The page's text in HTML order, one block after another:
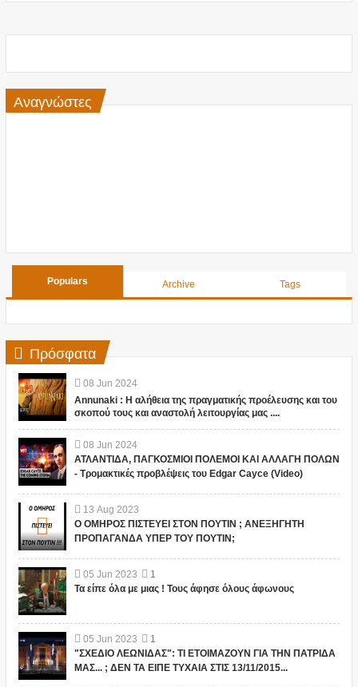
Αναγνώστες
Populars Archive Tags
Πρόσφατα
08 Jun 2024
Annunaki : Η αλήθεια της πραγματικής προέλευσης και του
σκοπού τους και αναστολή λειτουργίας μας ....
08 Jun 2024
ΑΤΛΑΝΤΙΔΑ, ΠΑΓΚΟΣΜΙΟΙ ΠΟΛΕΜΟΙ ΚΑΙ ΑΛΛΑΓΗ ΠΟΛΩΝ
- Τρομακτικές προβλέψεις του Edgar Cayce (Video)
13 Aug 2023
Ο ΟΜΗΡΟΣ ΠΙΣΤΕΥΕΙ ΣΤΟΝ ΠΟΥΤΙΝ ; ΑΝΕΞΗΓΗΤΗ
ΠΡΟΠΑΓΑΝΔΑ ΥΠΕΡ ΤΟΥ ΠΟΥΤΙΝ;
05 Jun 2023
1
Τα είπε όλα με μιας ! Τους άφησε όλους άφωνους
05 Jun 2023
1
"ΣΧΕΔΙΟ ΛΕΩΝΙΔΑΣ": ΤΙ ΕΤΟΙΜΑΖΟΥΝ ΓΙΑ ΤΗΝ ΠΑΤΡΙΔΑ
ΜΑΣ... ; ΔΕΝ ΤΑ ΕΙΠΕ ΤΥΧΑΙΑ ΣΤΙΣ 13/11/2015...